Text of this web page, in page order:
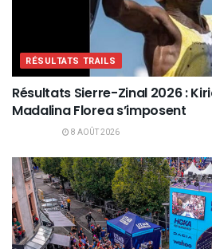
RÉSULTATS TRAILS
Résultats Sierre-Zinal 2026 :
Madalina Florea s’imposent
8 AOÛT 2026